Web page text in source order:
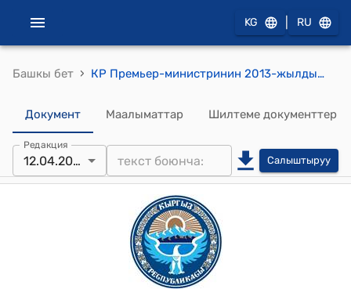
KG RU
Башкы бет › КР Премьер-министринин 2013-жылдын 12-апрелиндеги № 130 "Бааман Нурлан жөнүндө" буйругу
Документ Маалыматтар Шилтеме документтер
Редакция
12.04.2013 Салыштыруу